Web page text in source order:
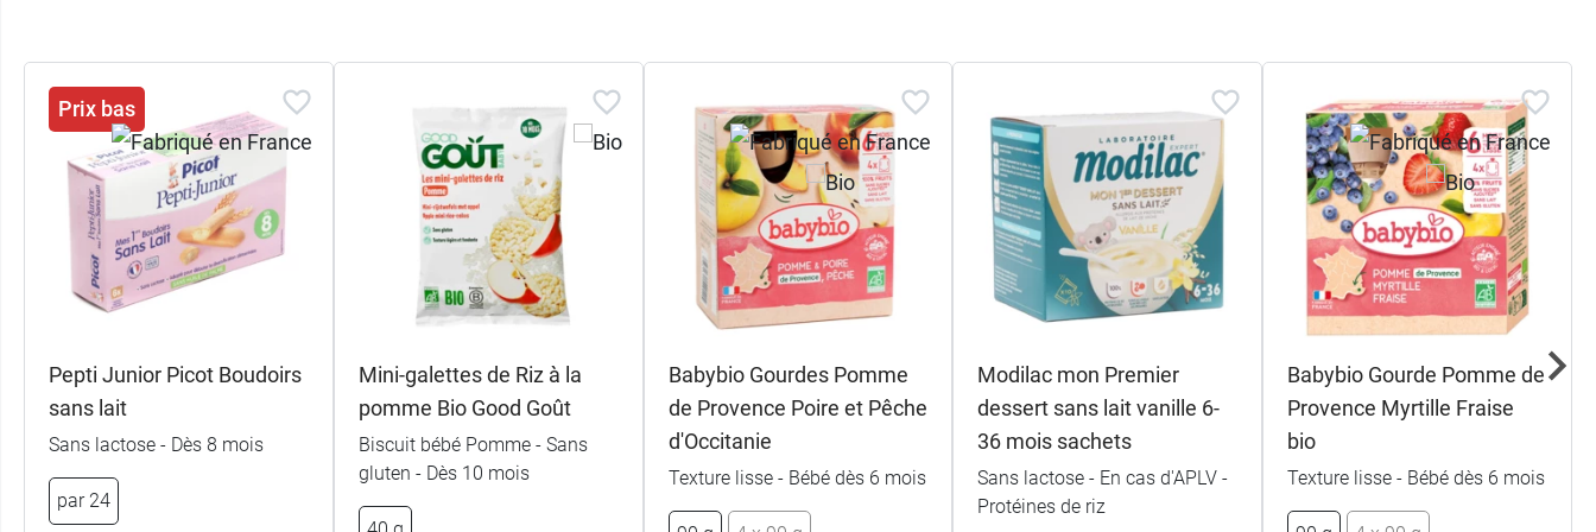
Prix bas
Pepti Junior Picot Boudoirs
sans lait
Sans lactose - Dès 8 mois
par 24
Mini-galettes de Riz à la
pomme Bio Good Goût
Biscuit bébé Pomme - Sans
gluten - Dès 10 mois
Babybio Gourdes Pomme
de Provence Poire et Pêche
d'Occitanie
Texture lisse - Bébé dès 6 mois
Modilac mon Premier
dessert sans lait vanille 6-
36 mois sachets
Sans lactose - En cas d'APLV -
Protéines de riz
Babybio Gourde Pomme de
Provence Myrtille Fraise
bio
Texture lisse - Bébé dès 6 mois